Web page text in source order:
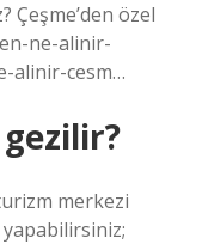
Çeşme’den özel
ne-alinir-
alinir-cesm…
merkezi